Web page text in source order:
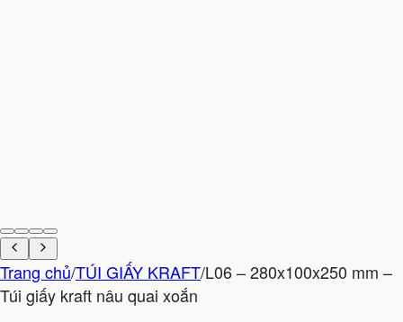
Trang chủ/TÚI GIẤY KRAFT/L06 – 280x100x250 mm –
Túi giấy kraft nâu quai xoắn